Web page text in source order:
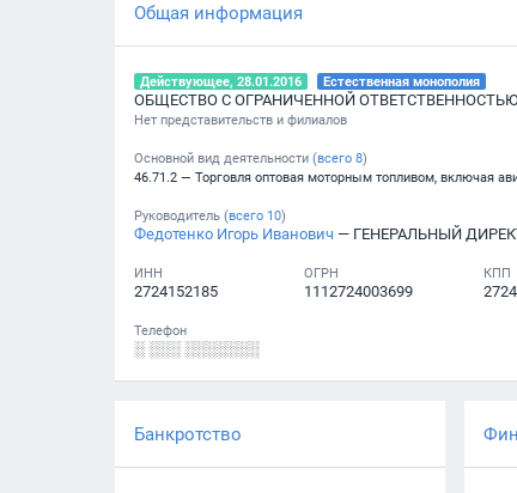
Общая информация
Действующее, 28.01.2016 Естественная монополия
ОБЩЕСТВО С ОГРАНИЧЕННОЙ
Нет представительств и филиалов
Основной вид деятельности (всего 8)
46.71.2 — Торговля оптовая моторным топливом, включая
Руководитель (всего 10)
Федотенко Игорь Иванович — ГЕНЕРАЛЬНЫЙ
ИНН
2724152185
ОГРН
1112724003699
КПП
Телефон
░ ░░░ ░░░░░░░
Банкротство